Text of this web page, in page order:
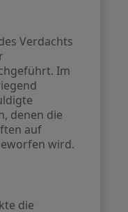
Verdachts
Im
denen die
auf
wird.
die